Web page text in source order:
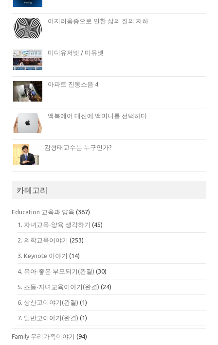
어지러움증으로 인한 삶의 질의 저하
미디유저넷 / 미유넷
아파트 진동소음 4
맥북에어 대신에 맥미니를 선택하다
김형태교수는 누구인가?
카테고리
Education 교육과 양육 (367)
1. 자녀교육∙양육 생각하기 (45)
2. 의학교육이야기 (253)
3. Keynote 이야기 (14)
4. 유아∙좋은 부모되기(완결) (30)
5. 초등∙자녀교육이야기(완결) (24)
6. 상산고이야기(완결) (1)
7. 일반고이야기(완결) (1)
Family 우리가족이야기 (94)